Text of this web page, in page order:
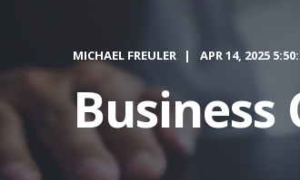
MICHAEL FREULER APR 14, 2025